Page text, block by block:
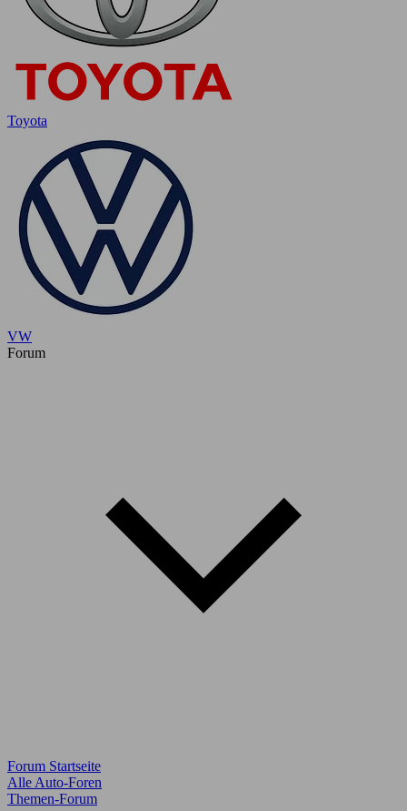
Toyota
VW
Forum
Forum Startseite
Alle Auto-Foren
Themen-Forum